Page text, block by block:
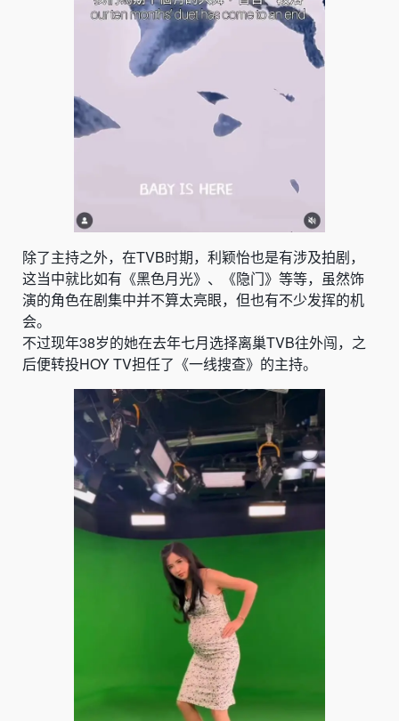
除了主持之外，在TVB时期，利颖怡也是有涉及拍剧，
这当中就比如有《黑色月光》、《隐门》等等，虽然饰
演的角色在剧集中并不算太亮眼，但也有不少发挥的机
会。
不过现年38岁的她在去年七月选择离巢TVB往外闯，之
后便转投HOY TV担任了《一线搜查》的主持。